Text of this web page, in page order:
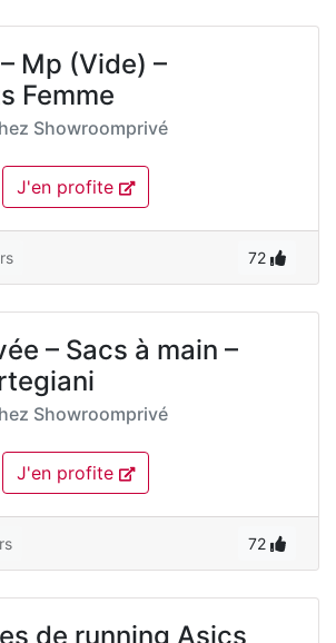
Mp (Vide) –
Femme
Showroomprivé
J'en profite
72
– Sacs à main –
Showroomprivé
J'en profite
72
de running Asics